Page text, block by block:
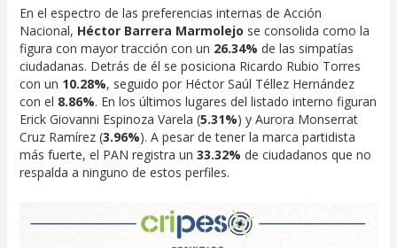
En el espectro de las preferencias internas de Acción
Nacional, Héctor Barrera Marmolejo se consolida como la
figura con mayor tracción con un 26.34% de las simpatías
ciudadanas. Detrás de él se posiciona Ricardo Rubio Torres
con un 10.28%, seguido por Héctor Saúl Téllez Hernández
con el 8.86%. En los últimos lugares del listado interno figuran
Erick Giovanni Espinoza Varela (5.31%) y Aurora Monserrat
Cruz Ramírez (3.96%). A pesar de tener la marca partidista
más fuerte, el PAN registra un 33.32% de ciudadanos que no
respalda a ninguno de estos perfiles.